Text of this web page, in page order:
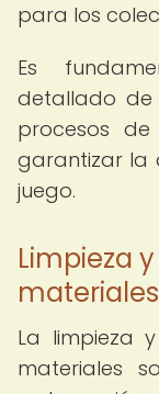
para los
Es
detallado de
procesos
garantizar la
juego.
Limpieza
materiales
La limpieza
materiales